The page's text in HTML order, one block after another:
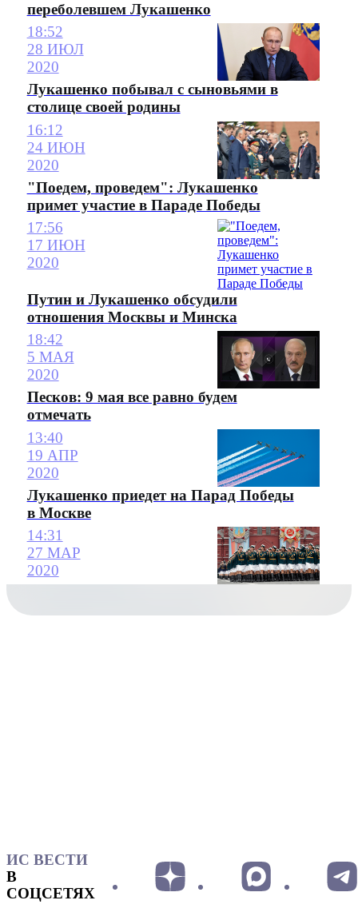
переболевшем Лукашенко
18:52
28 ИЮЛ
2020
Лукашенко побывал с сыновьями в
столице своей родины
16:12
24 ИЮН
2020
"Поедем, проведем": Лукашенко
примет участие в Параде Победы
17:56
17 ИЮН
2020
Путин и Лукашенко обсудили
отношения Москвы и Минска
18:42
5 МАЯ
2020
Песков: 9 мая все равно будем
отмечать
13:40
19 АПР
2020
Лукашенко приедет на Парад Победы
в Москве
14:31
27 МАР
2020
ИС ВЕСТИ
В
СОЦСЕТЯХ